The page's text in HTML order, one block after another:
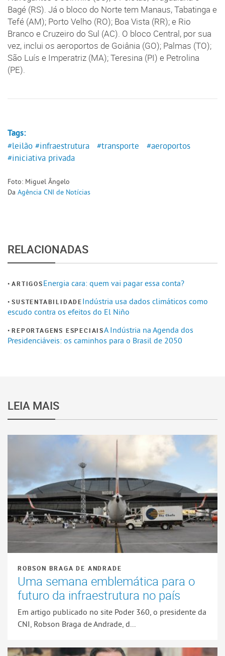
Bagé (RS). Já o bloco do Norte tem Manaus, Tabatinga e
Tefé (AM); Porto Velho (RO); Boa Vista (RR); e Rio
Branco e Cruzeiro do Sul (AC). O bloco Central, por sua
vez, inclui os aeroportos de Goiânia (GO); Palmas (TO);
São Luís e Imperatriz (MA); Teresina (PI) e Petrolina
(PE).
Tags:
#leilão #infraestrutura #transporte
#aeroportos
#iniciativa privada
Foto: Miguel Ângelo
Da Agência CNI de Notícias
RELACIONADAS
ARTIGOSEnergia cara: quem vai pagar essa conta?
SUSTENTABILIDADEIndústria usa dados climáticos como
escudo contra os efeitos do El Niño
REPORTAGENS ESPECIAISA Indústria na Agenda dos
Presidenciáveis: os caminhos para o Brasil de 2050
LEIA MAIS
ROBSON BRAGA DE ANDRADE
Uma semana emblemática para o
futuro da infraestrutura no país
Em artigo publicado no site Poder 360, o presidente da
CNI, Robson Braga de Andrade, d...